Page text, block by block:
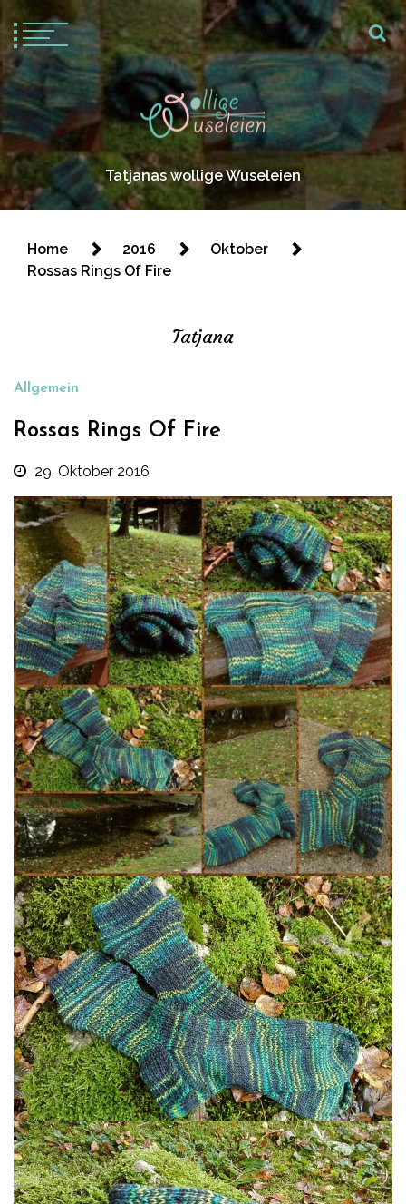
Tatjanas wollige Wuseleien
Home 2016
Oktober
Rossas Rings Of Fire
Tatjana
Allgemein
Rossas Rings Of Fire
29. Oktober 2016